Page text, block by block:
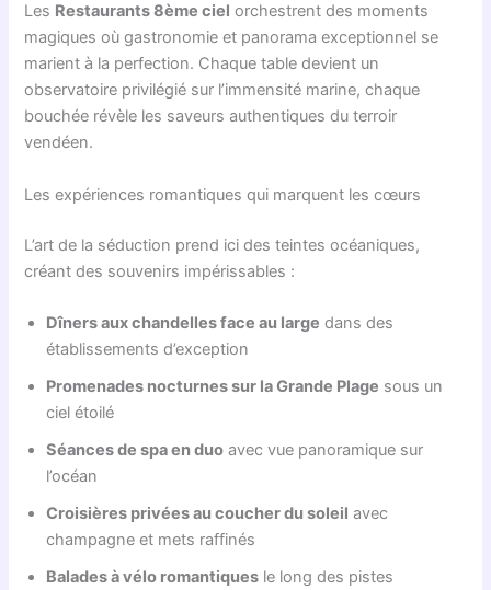
Les Restaurants 8ème ciel orchestrent des moments
magiques où gastronomie et panorama exceptionnel se
marient à la perfection. Chaque table devient un
observatoire privilégié sur l’immensité marine, chaque
bouchée révèle les saveurs authentiques du terroir
vendéen.
Les expériences romantiques qui marquent les cœurs
L’art de la séduction prend ici des teintes océaniques,
créant des souvenirs impérissables :
Dîners aux chandelles face au large dans des
établissements d’exception
Promenades nocturnes sur la Grande Plage sous un
ciel étoilé
Séances de spa en duo avec vue panoramique sur
l’océan
Croisières privées au coucher du soleil avec
champagne et mets raffinés
Balades à vélo romantiques le long des pistes